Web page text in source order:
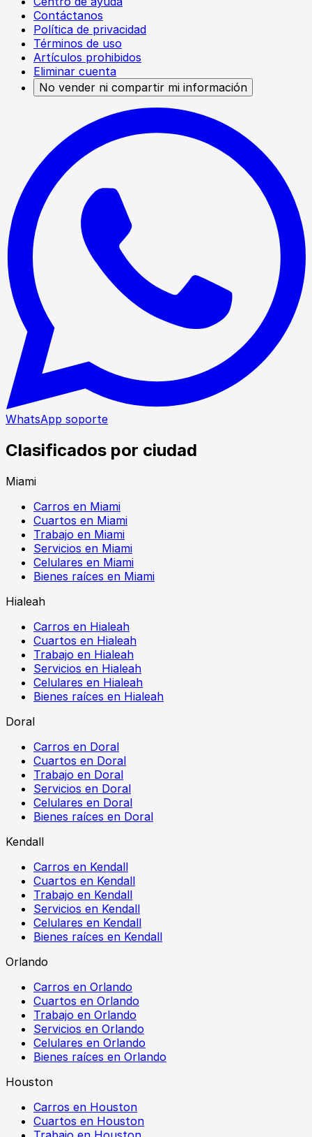
Contáctanos
Política de privacidad
Términos de uso
Artículos prohibidos
Eliminar cuenta
No vender ni compartir mi información
WhatsApp soporte
Clasificados por ciudad
Miami
Carros en Miami
Cuartos en Miami
Trabajo en Miami
Servicios en Miami
Celulares en Miami
Bienes raíces en Miami
Hialeah
Carros en Hialeah
Cuartos en Hialeah
Trabajo en Hialeah
Servicios en Hialeah
Celulares en Hialeah
Bienes raíces en Hialeah
Doral
Carros en Doral
Cuartos en Doral
Trabajo en Doral
Servicios en Doral
Celulares en Doral
Bienes raíces en Doral
Kendall
Carros en Kendall
Cuartos en Kendall
Trabajo en Kendall
Servicios en Kendall
Celulares en Kendall
Bienes raíces en Kendall
Orlando
Carros en Orlando
Cuartos en Orlando
Trabajo en Orlando
Servicios en Orlando
Celulares en Orlando
Bienes raíces en Orlando
Houston
Carros en Houston
Cuartos en Houston